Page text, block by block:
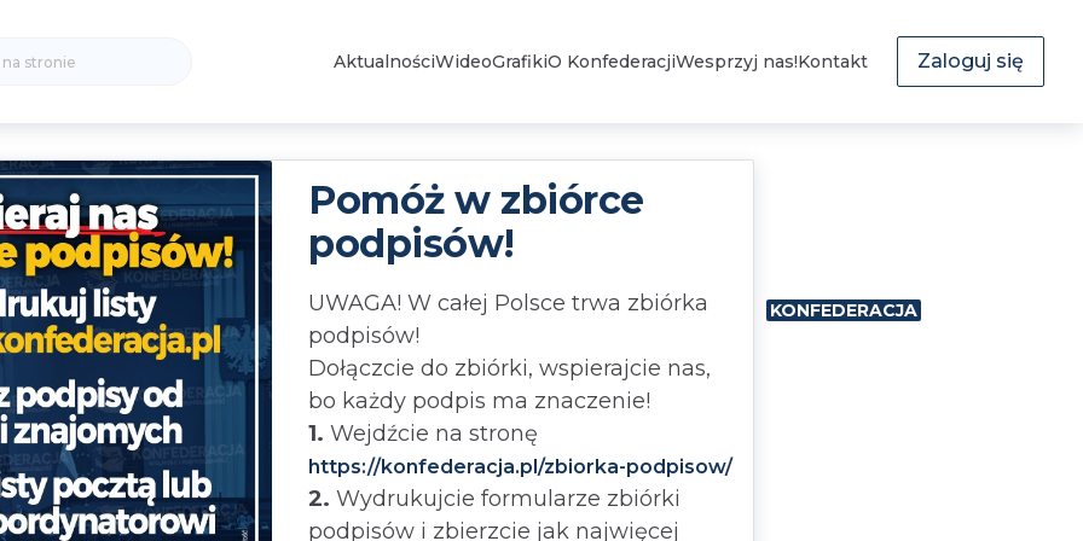
for:
AktualnościWideoGrafikiO KonfederacjiWesprzyj nas!Kontakt Zaloguj się
Pomóż w zbiórce
podpisów!
UWAGA! W całej Polsce trwa zbiórka
podpisów!
Dołączcie do zbiórki, wspierajcie nas,
bo każdy podpis ma znaczenie!
1. Wejdźcie na stronę
https://konfederacja.pl/zbiorka-podpisow/
2. Wydrukujcie formularze zbiórki
podpisów i zbierzcie jak najwięcej
KONFEDERACJA